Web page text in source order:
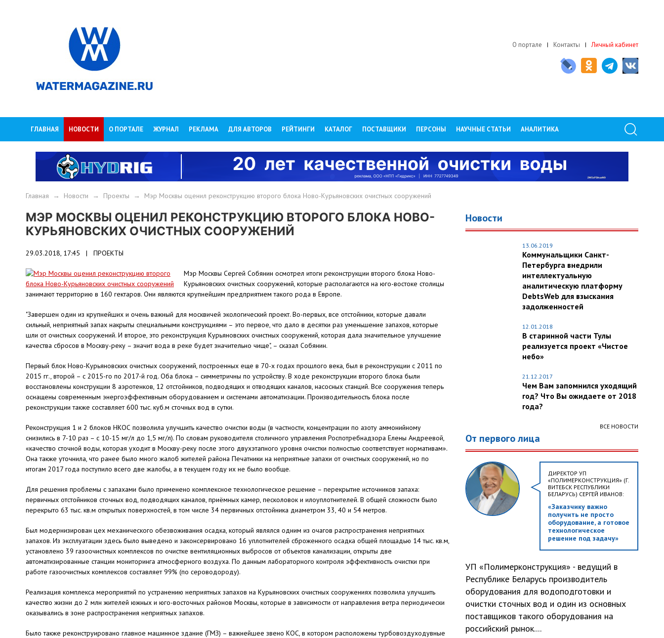
О портале Контакты Личный кабинет
ГЛАВНАЯ НОВОСТИ О ПОРТАЛЕ ЖУРНАЛ РЕКЛАМА ДЛЯ АВТОРОВ РЕЙТИНГИ КАТАЛОГ ПОСТАВЩИКИ ПЕРСОНЫ НАУЧНЫЕ СТАТЬИ АНАЛИТИКА
Главная → Новости → Проекты → Мэр Москвы оценил реконструкцию второго блока Ново-Курьяновских очистных сооружений
МЭР МОСКВЫ ОЦЕНИЛ РЕКОНСТРУКЦИЮ ВТОРОГО БЛОКА НОВО-
КУРЬЯНОВСКИХ ОЧИСТНЫХ СООРУЖЕНИЙ
29.03.2018, 17:45 | ПРОЕКТЫ
Мэр Москвы Сергей Собянин осмотрел итоги реконструкции второго блока Ново-
Курьяновских очистных сооружений, которые располагаются на юго-востоке столицы
занимают территорию в 160 гектаров. Они являются крупнейшим предприятием такого рода в Европе.
"Завершен один из крупнейших и очень важный для москвичей экологический проект. Во-первых, все отстойники, которые давали
сильный, неприятный запах накрыты специальными конструкциями – это первое, что дало в десятки раз уменьшение запахов, которые
шли от очистных сооружений. И второе, это реконструкция Курьяновских очистных сооружений, которая дала значительное улучшение
качества сбросов в Москву-реку – значит вода в реке будет значительно чище", – сказал Собянин.
Первый блок Ново-Курьяновских очистных сооружений, построенных еще в 70-х годах прошлого века, был в реконструкции с 2011 по
2015 гг., второй – с 2015-го по 2017-й год. Оба блока – симметричны по устройству. В ходе реконструкции второго блока были
восстановлены конструкции 8 аэротенков, 12 отстойников, подводящих и отводящих каналов, насосных станций. Все сооружения теперь
оснащены современным энергоэффективным оборудованием и системами автоматизации. Производительность блока после
реконструкции также составляет 600 тыс. куб.м сточных вод в сутки.
Реконструкция 1 и 2 блоков НКОС позволила улучшить качество очистки воды (в частности, концентрации по азоту аммонийному
снизились в 7-10 раз – с 10-15 мг/л до 1,5 мг/л). По словам руководителя столичного управления Роспотребнадзора Елены Андреевой,
«качество сточной воды, которая уходит в Москву-реку после этого двухэтапного уровня очистки полностью соответствует нормативам».
Она также уточнила, что ранее было много жалоб жителей района Печатники на неприятные запахи от очистных сооружений, но по
итогам 2017 года поступило всего две жалобы, а в текущем году их не было вообще.
Для решения проблемы с запахами было применено комплексное технологическое решение – перекрытие источников запаха:
первичных отстойников сточных вод, подводящих каналов, приёмных камер, песколовок и илоуплотнителей. В общей сложности было
перекрыто 63 тыс. кв.м открытых поверхностей, в том числе 34 первичных отстойника диаметром 33, 40 и 54 метров.
Был модернизирован цех механического обезвоживания осадка, который являлся одним из очагов распространения неприятных
запахов. Из эксплуатации здесь было выведено и законсервировано 16 уплотнителей сброженного осадка общей площадью 14 тыс. кв.м,
установлено 39 газоочистных комплексов по очистке вентиляционных выбросов от объектов канализации, открыты две
автоматизированные станции мониторинга атмосферного воздуха. По данным лабораторного контроля эффективность очистки при
работе газоочистных комплексов составляет 99% (по сероводороду).
Реализация комплекса мероприятий по устранению неприятных запахов на Курьяновских очистных сооружениях позволила улучшить
качество жизни до 2 млн жителей южных и юго-восточных районов Москвы, которые в зависимости от направления ветра периодически
оказывались в зоне распространения неприятных запахов.
Было также реконструировано главное машинное здание (ГМЗ) – важнейшее звено КОС, в котором расположены турбовоздуходувные
Новости
13.06.2019
Коммунальщики Санкт-
Петербурга внедрили
интеллектуальную
аналитическую платформу
DebtsWeb для взыскания
задолженностей
12.01.2018
В старинной части Тулы
реализуется проект «Чистое
небо»
21.12.2017
Чем Вам запомнился уходящий
год? Что Вы ожидаете от 2018
года?
ВСЕ НОВОСТИ
От первого лица
ДИРЕКТОР УП
«ПОЛИМЕРКОНСТРУКЦИЯ» (Г.
ВИТЕБСК РЕСПУБЛИКИ
БЕЛАРУСЬ) СЕРГЕЙ ИВАНОВ:
«Заказчику важно
получить не просто
оборудование, а готовое
технологическое
решение под задачу»
УП «Полимерконструкция» - ведущий в
Республике Беларусь производитель
оборудования для водоподготовки и
очистки сточных вод и один из основных
поставщиков такого оборудования на
российский рынок....